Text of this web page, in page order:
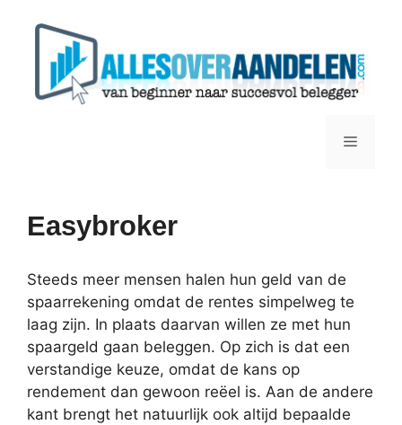
Menu
Easybroker
Steeds meer mensen halen hun geld van de
spaarrekening omdat de rentes simpelweg te
laag zijn. In plaats daarvan willen ze met hun
spaargeld gaan beleggen. Op zich is dat een
verstandige keuze, omdat de kans op
rendement dan gewoon reëel is. Aan de andere
kant brengt het natuurlijk ook altijd bepaalde